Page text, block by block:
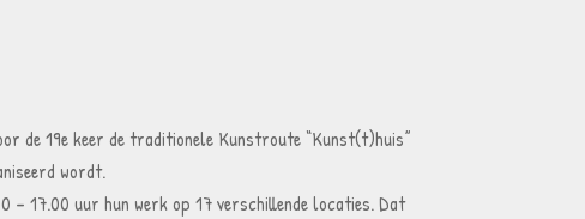
de 19e keer de traditionele Kunstroute “Kunst(t)huis”
wordt.
– 17.00 uur hun werk op 17 verschillende locaties. Dat